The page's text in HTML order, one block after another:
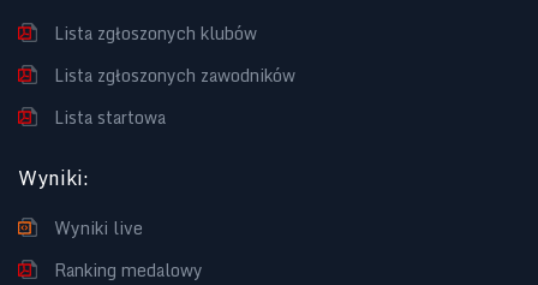
Lista zgłoszonych klubów
Lista zgłoszonych zawodników
Lista startowa
Wyniki:
Wyniki live
Ranking medalowy